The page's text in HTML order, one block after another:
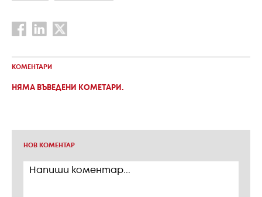
КОМЕНТАРИ
НЯМА ВЪВЕДЕНИ КОМЕТАРИ.
НОВ КОМЕНТАР